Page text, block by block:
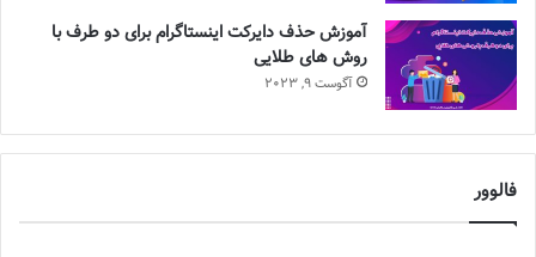
آموزش حذف دایرکت اینستاگرام برای دو طرف با
روش های طلایی
آگوست 9, 2023
فالوور